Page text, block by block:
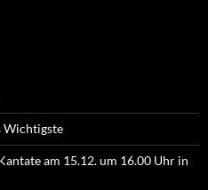
Wichtigste
am 15.12. um 16.00 Uhr in